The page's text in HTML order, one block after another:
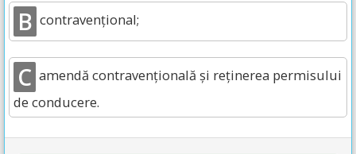
B contravențional;
C amendă contravențională și reținerea permisului
de conducere.